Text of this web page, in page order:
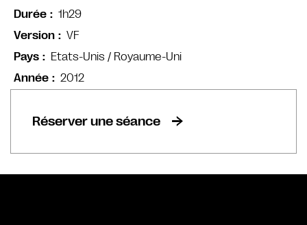
Durée
1h29
Version
VF
Pays
Etats-Unis / Royaume-Uni
Année
2012
Réserver une séance